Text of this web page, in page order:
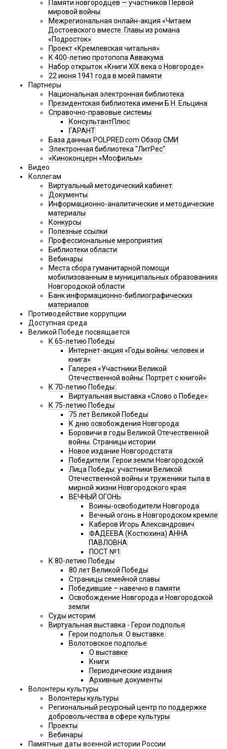
Памяти новгородцев — участников Первой
мировой войны
Межрегиональная онлайн-акция «Читаем
Достоевского вместе. Главы из романа
«Подросток»
Проект «Кремлевская читальня»
К 400-летию протопопа Аввакума
Набор открыток «Книги XIX века о Новгороде»
22 июня 1941 года в моей памяти
Партнеры
Национальная электронная библиотека
Президентская библиотека имени Б.Н. Ельцина
Справочно-правовые системы
КонсультантПлюс
ГАРАНТ
База данных POLPRED.com Обзор СМИ
Электронная библиотека "ЛитРес"
«Киноконцерн «Мосфильм»
Видео
Коллегам
Виртуальный методический кабинет
Документы
Информационно-аналитические и методические
материалы
Конкурсы
Полезные ссылки
Профессиональные мероприятия
Библиотеки области
Вебинары
Места сбора гуманитарной помощи
мобилизованным в муниципальных образованиях
Новгородской области
Банк информационно-библиографических
материалов
Противодействие коррупции
Доступная среда
Великой Победе посвящается
К 65-летию Победы
Интернет-акция «Годы войны: человек и
книга»
Галерея «Участники Великой
Отечественной войны: Портрет с книгой»
К 70-летию Победы:
Виртуальная выставка «Слово о Победе»
К 75-летию Победы
75 лет Великой Победы
К дню освобождения Новгорода
Боровичи в годы Великой Отечественной
войны. Страницы истории
Новое издание Новгородстата
Победители. Герои земли Новгородской
Лица Победы: участники Великой
Отечественной войны и труженики тыла в
мирной жизни Новгородского края
ВЕЧНЫЙ ОГОНЬ
Воины-освободители Новгорода
Вечный огонь в Новгородском кремле
Каберов Игорь Александрович
ФАДЕЕВА (Костюхина) АННА
ПАВЛОВНА
ПОСТ №1
К 80-летию Победы
80 лет Великой Победы
Страницы семейной славы
Победившие – навечно в памяти
Освобождение Новгорода и Новгородской
земли
Суды истории
Виртуальная выставка - Герои подполья
Герои подполья. О выставке.
Волотовское подполье
О выставке
Книги
Периодические издания
Архивные документы
Волонтеры культуры
Волонтеры культуры
Региональный ресурсный центр по поддержке
добровольчества в сфере культуры
Проекты
Вебинары
Памятные даты военной истории России